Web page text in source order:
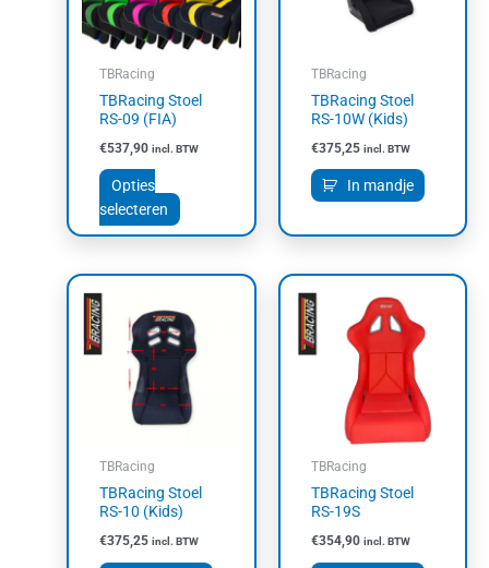
TBRacing
TBRacing Stoel
RS-09 (FIA)
€537,90 incl. BTW
Opties
selecteren
Deze
optie
worden
de
TBRacing
TBRacing Stoel
RS-10W (Kids)
€375,25 incl. BTW
In mandje
TBRacing
TBRacing Stoel
RS-10 (Kids)
€375,25 incl. BTW
TBRacing
TBRacing Stoel
RS-19S
€354,90 incl. BTW